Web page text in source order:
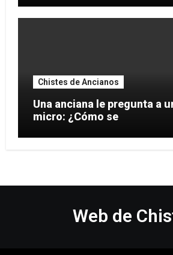
Chistes de Ancianos
Una anciana le pregunta a
micro: ¿Cómo se
Web de